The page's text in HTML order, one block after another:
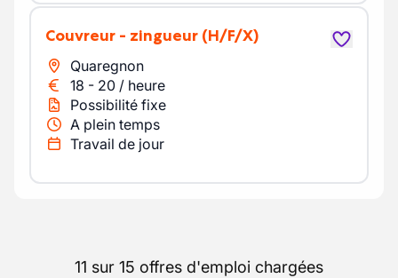
couvreur - zingueur (H/F/X)
Quaregnon
18 - 20 / heure
Possibilité fixe
A plein temps
Travail de jour
11 sur 15 offres d'emploi chargées